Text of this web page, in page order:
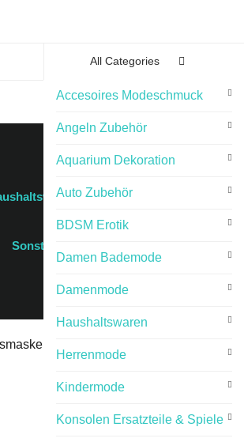
All Categories
Accesoires Modeschmuck
Angeln Zubehör
Aquarium Dekoration
Auto Zubehör
BDSM Erotik
Damen Bademode
Damenmode
Haushaltswaren
Herrenmode
Kindermode
Konsolen Ersatzteile & Spiele
Sonstige
Schal Skelett
Ski Motorrad